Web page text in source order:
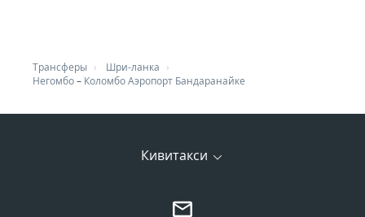
Трансферы
Шри-ланка
Негомбо– Коломбо Аэропорт Бандаранайке
Кивитакси